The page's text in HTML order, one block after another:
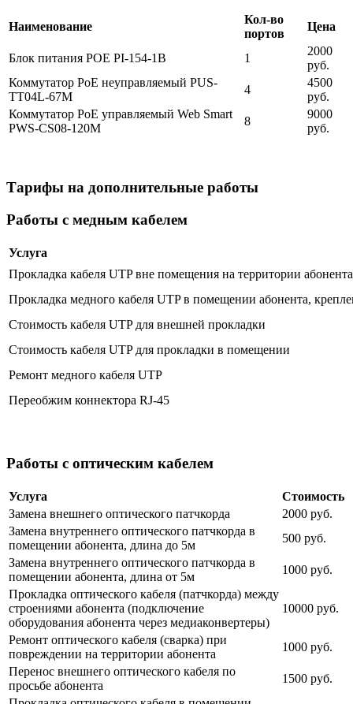
Наименование
Кол-во
портов
Цена
Блок питания POE PI-154-1B 1
2000
руб.
Коммутатор PoE неуправляемый PUS-
TT04L-67M
4
4500
руб.
Коммутатор PoE управляемый Web Smart
PWS-CS08-120M
8
9000
руб.
Тарифы на дополнительные работы
Работы с медным кабелем
Услуга
Прокладка кабеля UTP вне помещения на территории
Прокладка медного кабеля UTP в помещении абонента,
Стоимость кабеля UTP для внешней прокладки
Стоимость кабеля UTP для прокладки в помещении
Ремонт медного кабеля UTP
Переобжим коннектора RJ-45
Работы с оптическим кабелем
Услуга
Стоимость
Замена внешнего оптического патчкорда
2000 руб.
Замена внутреннего оптического патчкорда в
помещении абонента, длина до 5м
500 руб.
Замена внутреннего оптического патчкорда в
помещении абонента, длина от 5м
1000 руб.
Прокладка оптического кабеля (патчкорда) между
строениями абонента (подключение
оборудования абонента через медиаконвертеры)
10000 руб.
Ремонт оптического кабеля (сварка) при
повреждении на территории абонента
1000 руб.
Перенос внешнего оптического кабеля по
просьбе абонента
1500 руб.